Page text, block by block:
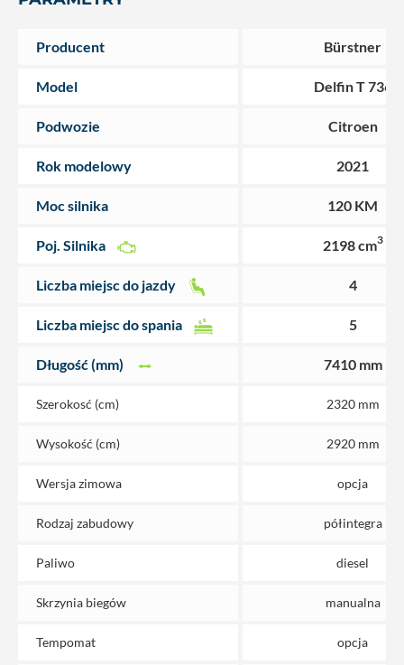
Producent
Model
Podwozie
Rok modelowy
Moc silnika
Poj. Silnika
Liczba miejsc do jazdy
Liczba miejsc do spania
Długość (mm)
Szerokosć (cm)
Wysokość (cm)
Wersja zimowa
Rodzaj zabudowy
Paliwo
Skrzynia biegów
Tempomat
Bürstner
Delfin T 736
Citroen
2021
120 KM
2198 cm3
4
5
7410 mm
2320 mm
2920 mm
opcja
półintegra
diesel
manualna
opcja